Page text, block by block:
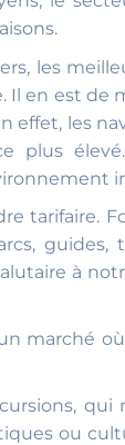
les
en est de
effet,
plus
tarifaire.
à
ou